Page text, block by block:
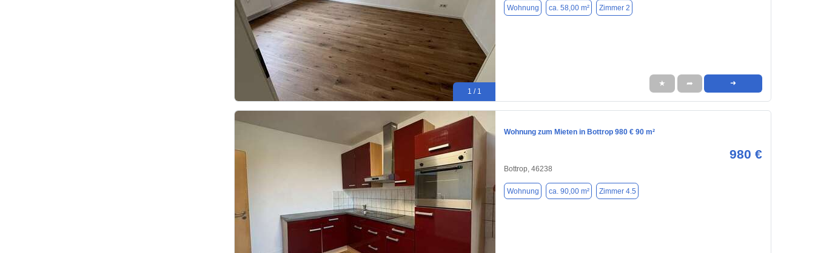
1 / 1
Wohnung ca. 58,00 m² Zimmer 2
★ ➦ ➜
Wohnung zum Mieten in Bottrop 980 € 90 m²
980 €
Bottrop, 46238
Wohnung ca. 90,00 m² Zimmer 4.5